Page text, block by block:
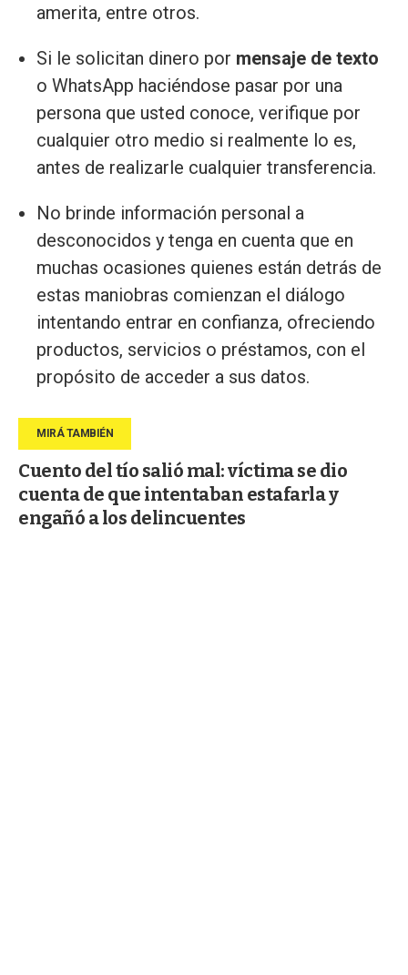
amerita, entre otros.
Si le solicitan dinero por mensaje de texto
o WhatsApp haciéndose pasar por una
persona que usted conoce, verifique por
cualquier otro medio si realmente lo es,
antes de realizarle cualquier transferencia.
No brinde información personal a
desconocidos y tenga en cuenta que en
muchas ocasiones quienes están detrás de
estas maniobras comienzan el diálogo
intentando entrar en confianza, ofreciendo
productos, servicios o préstamos, con el
propósito de acceder a sus datos.
Cuento del tío salió mal: víctima se dio
cuenta de que intentaban estafarla y
engañó a los delincuentes